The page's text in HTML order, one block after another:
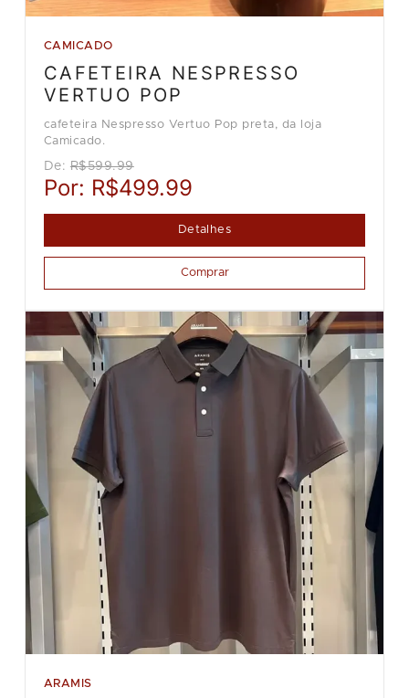
CAMICADO
CAFETEIRA NESPRESSO
VERTUO POP
cafeteira Nespresso Vertuo Pop preta, da loja
Camicado.
De: R$599.99
Por: R$499.99
Detalhes
Comprar
ARAMIS